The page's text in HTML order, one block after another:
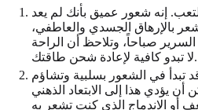
إنه شعور عميق بأنك لم يعد
بالإرهاق الجسدي والعاطفي،
صباحاً، وتلاحظ أن الراحة
لا تبدو كافية لإعادة شحن طاقتك.
تبدأ في الشعور بسلبية وتشاؤم
يؤدي هذا إلى الابتعاد الذهني
أو الاندماج الذي كنت تشعر به